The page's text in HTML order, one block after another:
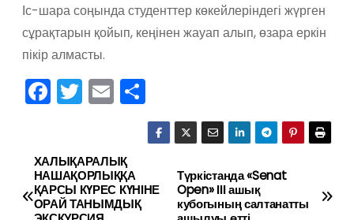
​Іс-шара соңында студенттер көкейлеріндегі жүрген
сұрақтарын қойып, кеңінен жауап алып, өзара еркін
пікір алмасты.
F
a
e
b
T
w
er
E
m
l
О
тп
р
в
Н
а
Түркістанда «Senat
Open» ІІІ ашық
кубогының салтанатты
ХАЛЫҚАРАЛЫҚ
НАШАҚОРЛЫҚҚА
ҚАРСЫ КҮРЕС КҮНІНЕ
ОРАЙ ТАНЫМДЫҚ